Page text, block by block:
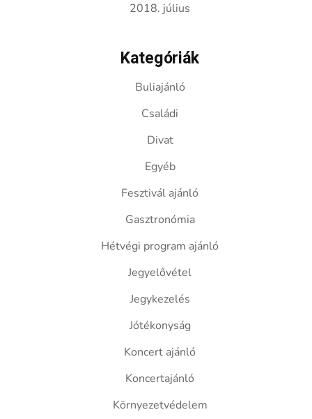
2018. július
Kategóriák
Buliajánló
Családi
Divat
Egyéb
Fesztivál ajánló
Gasztronómia
Hétvégi program ajánló
Jegyelővétel
Jegykezelés
Jótékonyság
Koncert ajánló
Koncertajánló
Környezetvédelem